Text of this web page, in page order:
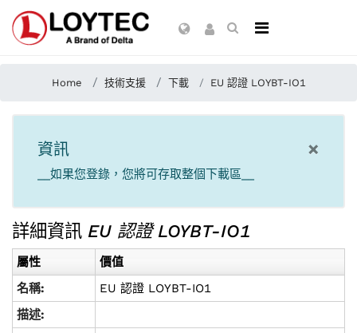
Home 技術支援 下載 EU 認證 LOYBT-IO1
×
資訊
__如果您登錄，您將可存取整個下載區__
詳細資訊 EU 認證 LOYBT-IO1
屬性
價值
名稱:
EU 認證 LOYBT-IO1
描述: